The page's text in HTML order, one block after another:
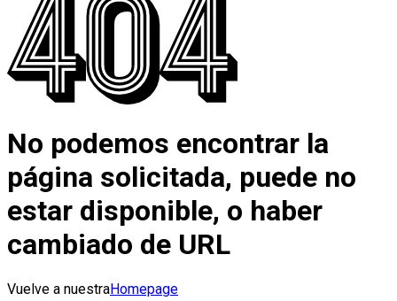
No podemos encontrar la
página solicitada, puede no
estar disponible, o haber
cambiado de URL
Vuelve a nuestraHomepage